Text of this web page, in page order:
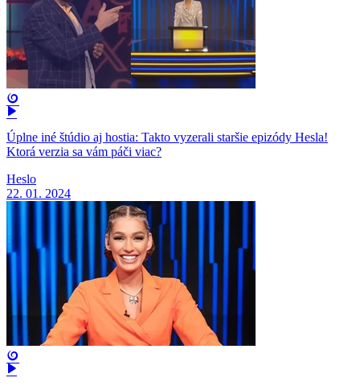
Úplne iné štúdio aj hostia: Takto vyzerali staršie epizódy Hesla!
Ktorá verzia sa vám páči viac?
Heslo
22. 01. 2024